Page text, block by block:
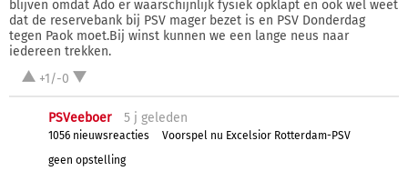
blijven omdat Ado er waarschijnlijk fysiek opklapt en ook wel weet
dat de reservebank bij PSV mager bezet is en PSV Donderdag
tegen Paok moet.Bij winst kunnen we een lange neus naar
iedereen trekken.
+1/-0
PSVeeboer 5 j geleden
1056 nieuwsreacties
Voorspel nu Excelsior Rotterdam-PSV
geen opstelling